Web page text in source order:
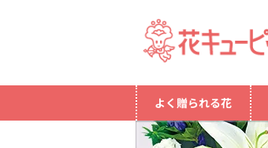
よく贈られる花